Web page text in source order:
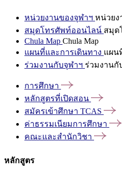
หน่วยงานของจุฬาฯ หน่วยง
สมุดโทรศัพท์ออนไลน์ สมุด
Chula Map Chula Map
แผนที่และการเดินทาง แผน
ร่วมงานกับจุฬาฯ ร่วมงานกั
การศึกษา
หลักสูตรที่เปิดสอน
สมัครเข้าศึกษา TCAS
ค่าธรรมเนียมการศึกษา
คณะและสำนักวิชา
หลักสูตร